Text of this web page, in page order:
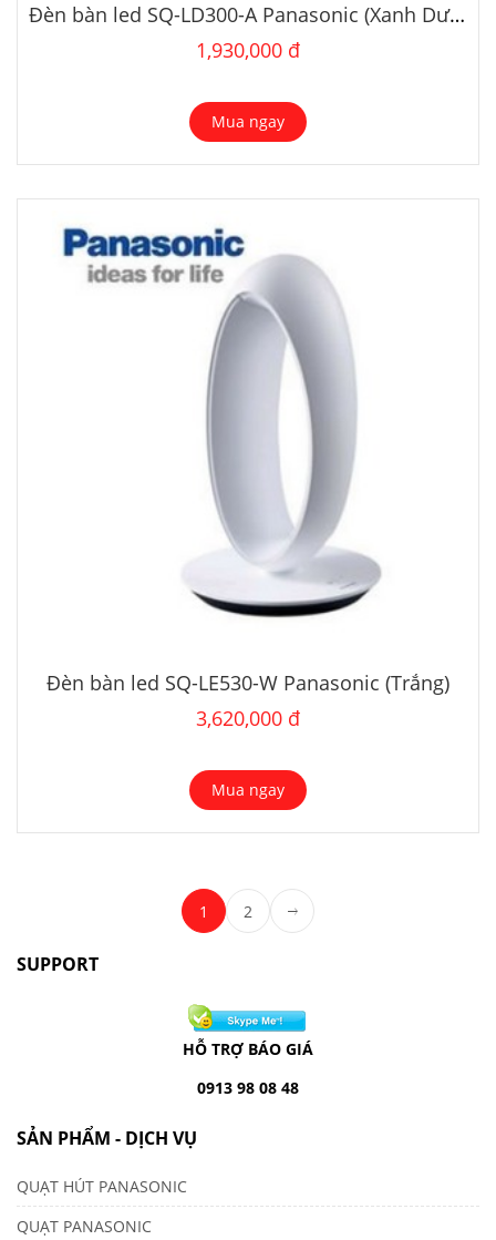
Đèn bàn led SQ-LD300-A Panasonic (Xanh Dương)
1,930,000 đ
Mua ngay
Đèn bàn led SQ-LE530-W Panasonic (Trắng)
3,620,000 đ
Mua ngay
1 2
SUPPORT
HỖ TRỢ BÁO GIÁ
0913 98 08 48
SẢN PHẨM - DỊCH VỤ
QUẠT HÚT PANASONIC
QUẠT PANASONIC